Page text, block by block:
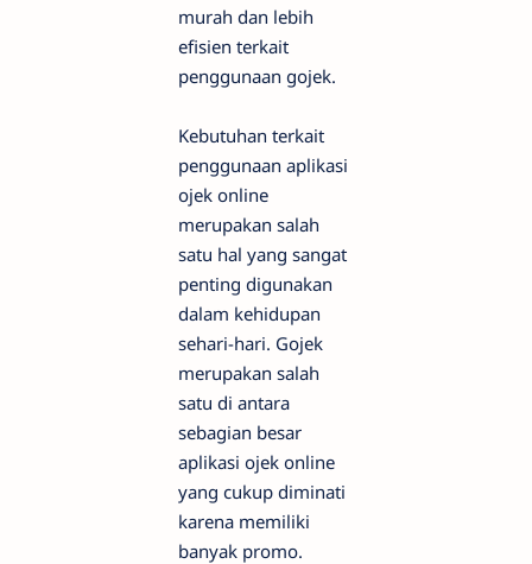
murah dan lebih
efisien terkait
penggunaan gojek.
Kebutuhan terkait
penggunaan aplikasi
ojek online
merupakan salah
satu hal yang sangat
penting digunakan
dalam kehidupan
sehari-hari. Gojek
merupakan salah
satu di antara
sebagian besar
aplikasi ojek online
yang cukup diminati
karena memiliki
banyak promo.